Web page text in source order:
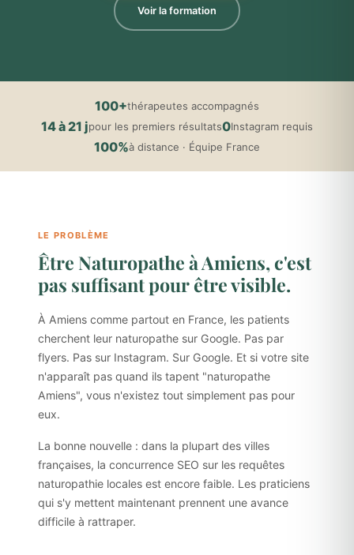
Voir la formation
100+thérapeutes accompagnés
14 à 21 jpour les premiers résultats0Instagram requis
100%à distance · Équipe France
LE PROBLÈME
Être Naturopathe à Amiens, c'est
pas suffisant pour être visible.
À Amiens comme partout en France, les patients
cherchent leur naturopathe sur Google. Pas par
flyers. Pas sur Instagram. Sur Google. Et si votre site
n'apparaît pas quand ils tapent "naturopathe
Amiens", vous n'existez tout simplement pas pour
eux.
La bonne nouvelle : dans la plupart des villes
françaises, la concurrence SEO sur les requêtes
naturopathie locales est encore faible. Les praticiens
qui s'y mettent maintenant prennent une avance
difficile à rattraper.